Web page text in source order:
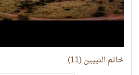
خاتم النبيين (11)